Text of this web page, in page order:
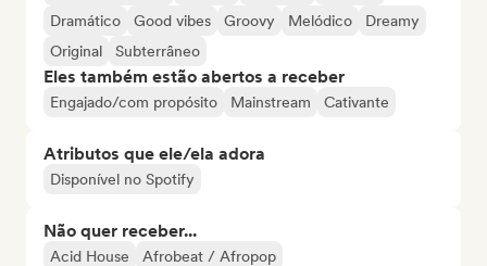
Dramático
Good vibes Groovy Melódico
Dreamy
Original
Subterrâneo
Eles também estão abertos a receber
Engajado/com propósito Mainstream Cativante
Atributos que ele/ela adora
Disponível no Spotify
Não quer receber...
Acid House
Afrobeat / Afropop